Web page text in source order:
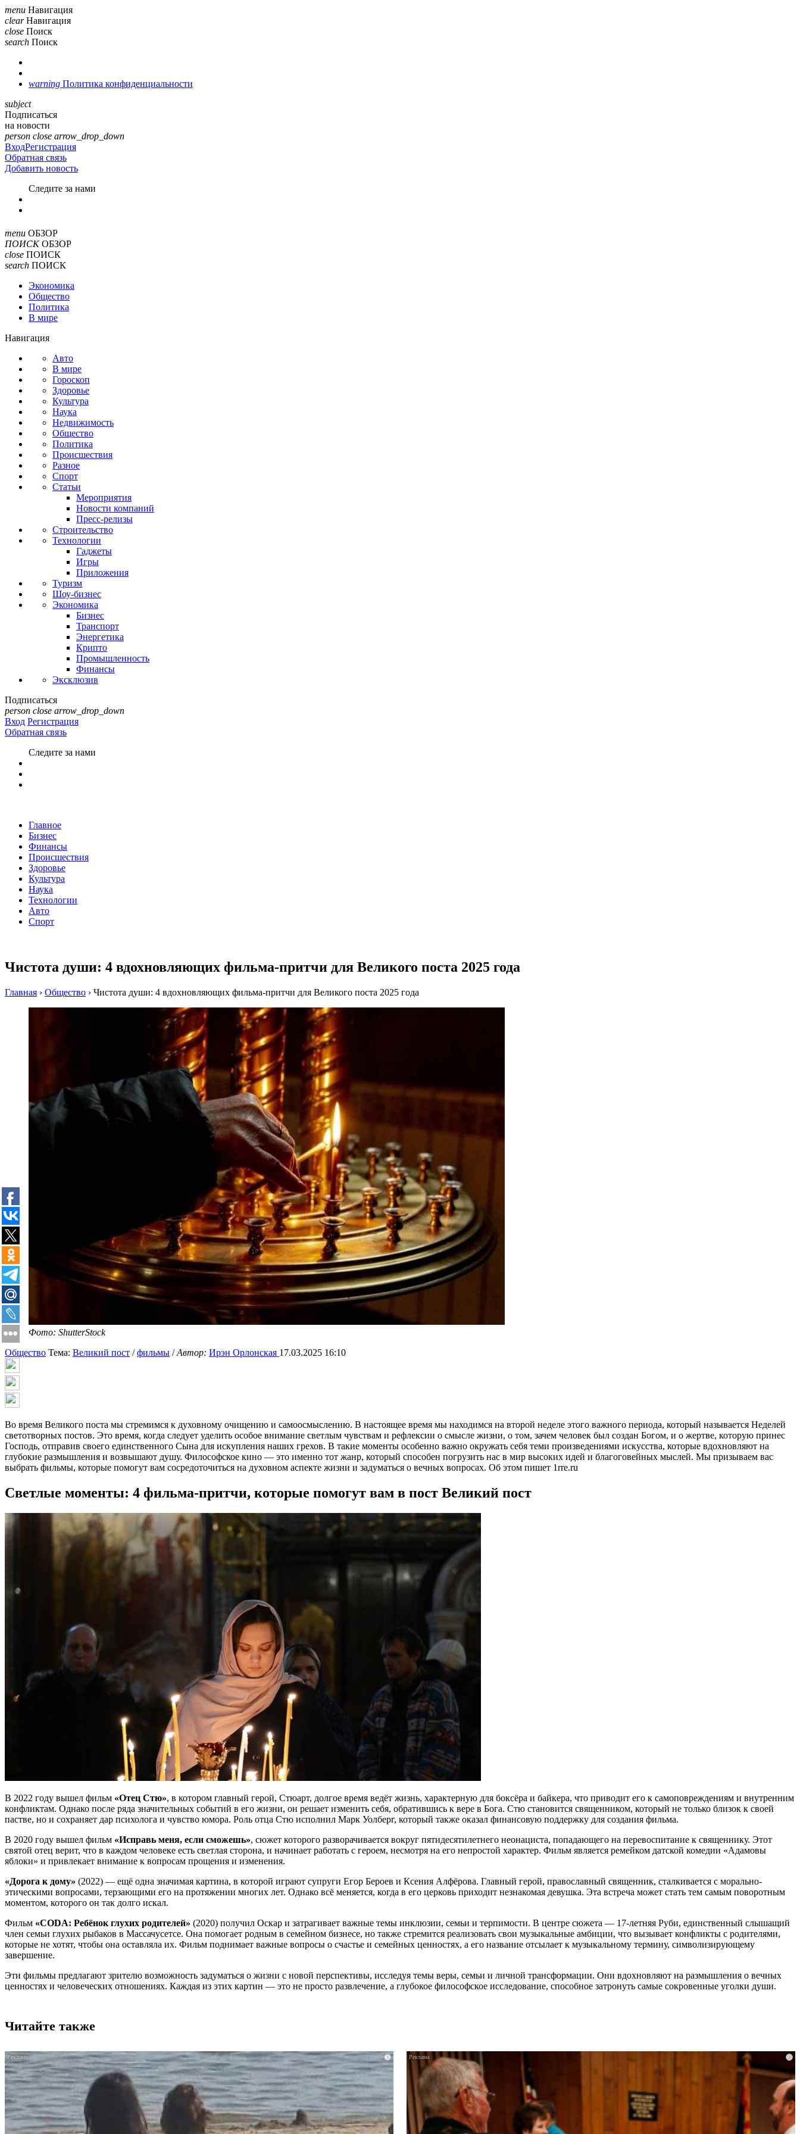
menu Навигация
clear Навигация
close Поиск
search Поиск
warning Политика конфиденциальности
subject
Подписаться
на новости
person close arrow_drop_down
ВходРегистрация
Обратная связь
Добавить новость
Cледите за нами
menu ОБЗОР
ПОИСК ОБЗОР
close ПОИСК
search ПОИСК
Экономика
Общество
Политика
В мире
Навигация
Авто
В мире
Гороскоп
Здоровье
Культура
Наука
Недвижимость
Общество
Политика
Происшествия
Разное
Спорт
Статьи
Мероприятия
Новости компаний
Пресс-релизы
Строительство
Технологии
Гаджеты
Игры
Приложения
Туризм
Шоу-бизнес
Экономика
Бизнес
Транспорт
Энергетика
Крипто
Промышленность
Финансы
Эксклюзив
Подписаться
person close arrow_drop_down
Вход Регистрация
Обратная связь
Следите за нами
Главное
Бизнес
Финансы
Происшествия
Здоровье
Культура
Наука
Технологии
Авто
Спорт
Чистота души: 4 вдохновляющих фильма-притчи для Великого поста 2025 года
Главная › Общество › Чистота души: 4 вдохновляющих фильма-притчи для Великого поста 2025 года
Фото: ShutterStock
Общество Тема: Великий пост /фильмы /Автор: Ирэн Орлонская 17.03.2025 16:10
Во время Великого поста мы стремимся к духовному очищению и самоосмыслению. В настоящее время мы находимся на второй неделе этого важного периода, который называется Неделей
светотворных постов. Это время, когда следует уделить особое внимание светлым чувствам и рефлексии о смысле жизни, о том, зачем человек был создан Богом, и о жертве, которую принес
Господь, отправив своего единственного Сына для искупления наших грехов. В такие моменты особенно важно окружать себя теми произведениями искусства, которые вдохновляют на
глубокие размышления и возвышают душу. Философское кино — это именно тот жанр, который способен погрузить нас в мир высоких идей и благоговейных мыслей. Мы призываем вас
выбрать фильмы, которые помогут вам сосредоточиться на духовном аспекте жизни и задуматься о вечных вопросах. Об этом пишет 1rre.ru
Светлые моменты: 4 фильма-притчи, которые помогут вам в пост Великий пост
В 2022 году вышел фильм «Отец Стю», в котором главный герой, Стюарт, долгое время ведёт жизнь, характерную для боксёра и байкера, что приводит его к самоповреждениям и внутренним
конфликтам. Однако после ряда значительных событий в его жизни, он решает изменить себя, обратившись к вере в Бога. Стю становится священником, который не только близок к своей
пастве, но и сохраняет дар психолога и чувство юмора. Роль отца Стю исполнил Марк Уолберг, который также оказал финансовую поддержку для создания фильма.
В 2020 году вышел фильм «Исправь меня, если сможешь», сюжет которого разворачивается вокруг пятидесятилетнего неонациста, попадающего на перевоспитание к священнику. Этот
святой отец верит, что в каждом человеке есть светлая сторона, и начинает работать с героем, несмотря на его непростой характер. Фильм является ремейком датской комедии «Адамовы
яблоки» и привлекает внимание к вопросам прощения и изменения.
«Дорога к дому» (2022) — ещё одна значимая картина, в которой играют супруги Егор Бероев и Ксения Алфёрова. Главный герой, православный священник, сталкивается с морально-
этическими вопросами, терзающими его на протяжении многих лет. Однако всё меняется, когда в его церковь приходит незнакомая девушка. Эта встреча может стать тем самым поворотным
моментом, которого он так долго искал.
Фильм «CODA: Ребёнок глухих родителей» (2020) получил Оскар и затрагивает важные темы инклюзии, семьи и терпимости. В центре сюжета — 17-летняя Руби, единственный слышащий
член семьи глухих рыбаков в Массачусетсе. Она помогает родным в семейном бизнесе, но также стремится реализовать свои музыкальные амбиции, что вызывает конфликты с родителями,
которые не хотят, чтобы она оставляла их. Фильм поднимает важные вопросы о счастье и семейных ценностях, а его название отсылает к музыкальному термину, символизирующему
завершение.
Эти фильмы предлагают зрителю возможность задуматься о жизни с новой перспективы, исследуя темы веры, семьи и личной трансформации. Они вдохновляют на размышления о вечных
ценностях и человеческих отношениях. Каждая из этих картин — это не просто развлечение, а глубокое философское исследование, способное затронуть самые сокровенные уголки души.
Читайте также
i i